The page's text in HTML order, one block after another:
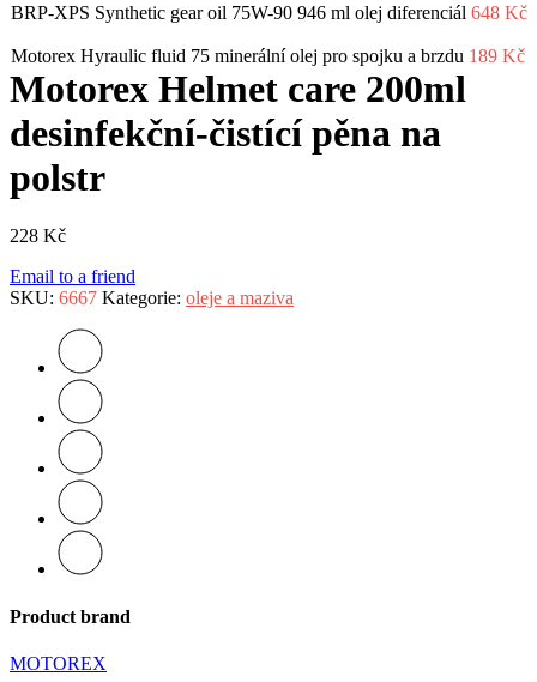
BRP-XPS Synthetic gear oil 75W-90 946 ml olej diferenciál 648 Kč
Motorex Hyraulic fluid 75 minerální olej pro spojku a brzdu 189 Kč
Motorex Helmet care 200ml
desinfekční-čistící pěna na
polstr
228 Kč
Email to a friend
SKU: 6667 Kategorie: oleje a maziva
Product brand
MOTOREX